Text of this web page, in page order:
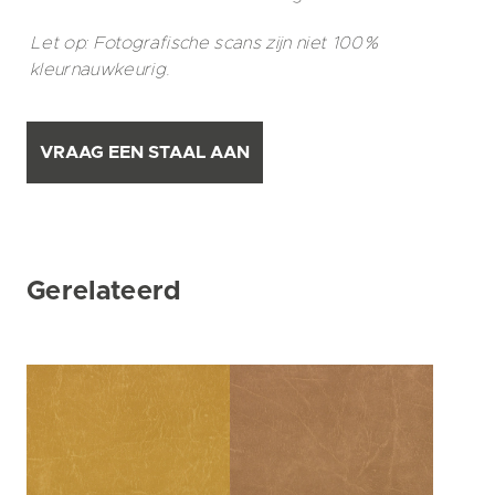
Let op: Fotografische scans zijn niet 100%
kleurnauwkeurig.
VRAAG EEN STAAL AAN
Gerelateerd